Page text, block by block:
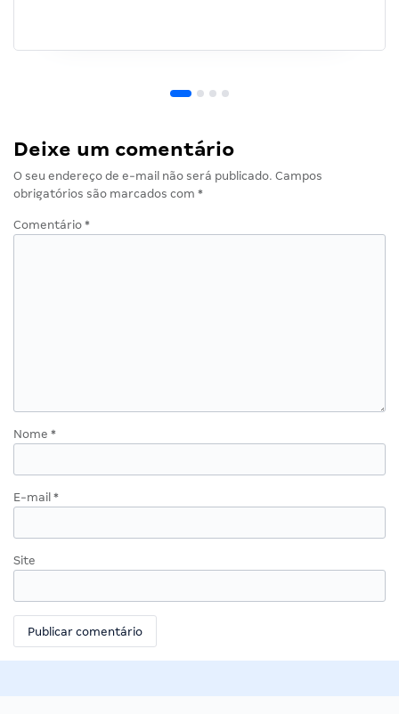
Deixe um comentário
O seu endereço de e-mail não será publicado. Campos
obrigatórios são marcados com *
Comentário *
Nome *
E-mail *
Site